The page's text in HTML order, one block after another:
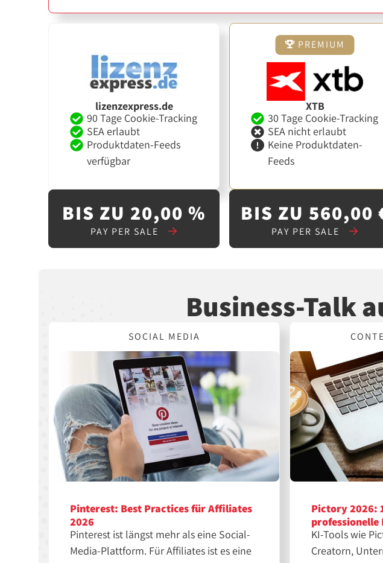
lizenzexpress.de
90 Tage Cookie-Tracking
SEA erlaubt
Produktdaten-Feeds
verfügbar
BIS ZU 20,00 %
PAY PER SALE
PREMIUM
XTB
30 Tage Cookie-Tracking
SEA nicht erlaubt
Keine Produktdaten-
Feeds
BIS ZU 560,00
PAY PER SALE
Business-Talk
SOCIAL MEDIA
Pinterest: Best Practices für Affiliates
2026
Pinterest ist längst mehr als eine Social-
Media-Plattform. Für Affiliates ist es eine
Pictory 2026:
professionelle
KI-Tools wie
Creatorn,